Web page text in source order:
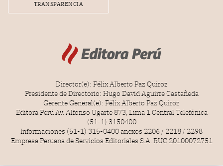
TRANSPARENCIA
Director(e): Félix Alberto Paz Quiroz
Presidente de Directorio: Hugo David Aguirre Castañeda
Gerente General(e): Félix Alberto Paz Quiroz
Editora Perú Av. Alfonso Ugarte 873, Lima 1 Central Telefónica
(51-1) 3150400
Informaciones (51-1) 315-0400 anexos 2206 / 2218 / 2298
Empresa Peruana de Servicios Editoriales S.A. RUC 20100072751